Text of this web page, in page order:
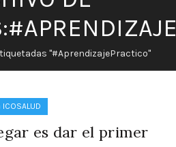
"#AprendizajePractico"
es dar el primer